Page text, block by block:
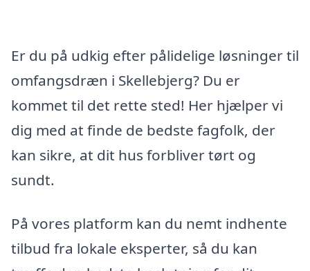
Er du på udkig efter pålidelige løsninger til
omfangsdræn i Skellebjerg? Du er
kommet til det rette sted! Her hjælper vi
dig med at finde de bedste fagfolk, der
kan sikre, at dit hus forbliver tørt og
sundt.
På vores platform kan du nemt indhente
tilbud fra lokale eksperter, så du kan